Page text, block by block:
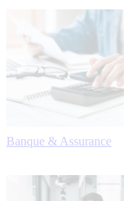
Banque & Assurance